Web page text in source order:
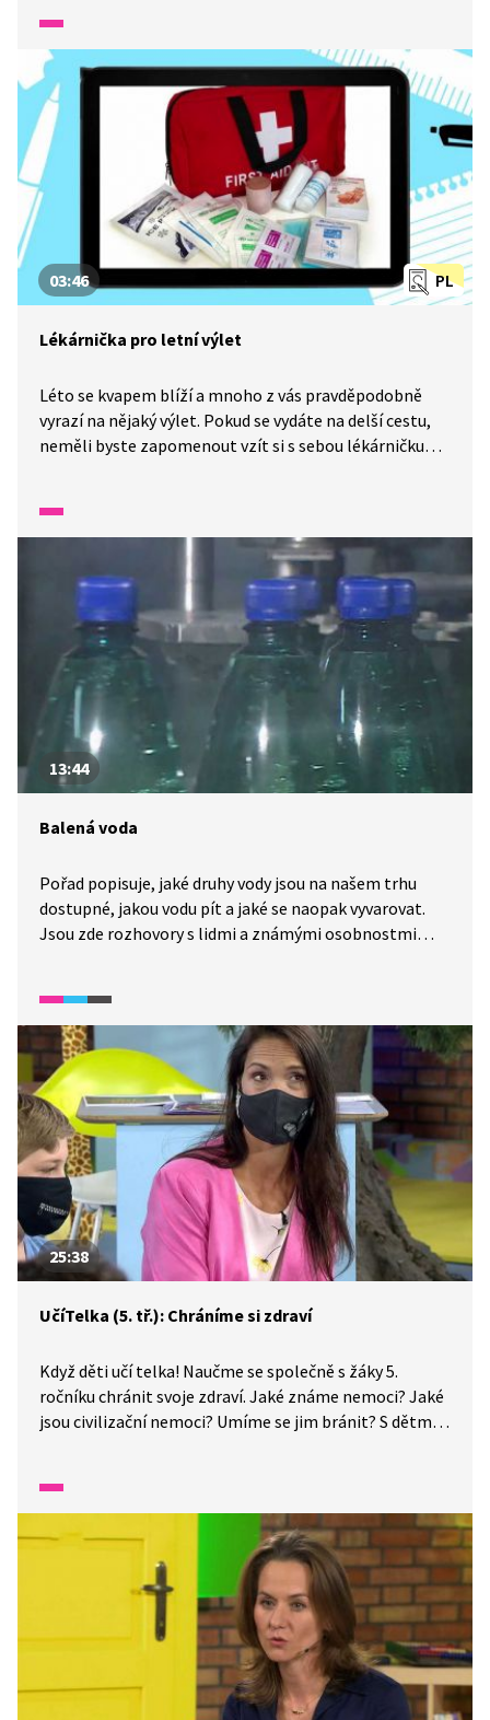
ji zase do těla dodat zpátky. Jaký je pro člověka vhodný
pitný režim a jak pijí rostliny? To dnes zajímá Brďa.
PL
03:46
Lékárnička pro letní výlet
Léto se kvapem blíží a mnoho z vás pravděpodobně
vyrazí na nějaký výlet. Pokud se vydáte na delší cestu,
neměli byste zapomenout vzít si s sebou lékárničku
aplikaci.
13:44
Balená voda
Pořad popisuje, jaké druhy vody jsou na našem trhu
dostupné, jakou vodu pít a jaké se naopak vyvarovat.
Jsou zde rozhovory s lidmi a známými osobnostmi
z hlediska jejího složení.
25:38
UčíTelka (5. tř.): Chráníme si zdraví
Když děti učí telka! Naučme se společně s žáky 5.
ročníku chránit svoje zdraví. Jaké známe nemoci? Jaké
jsou civilizační nemoci? Umíme se jim bránit? S dětmi
prospěšné, odhadneme naši potřebu spánku
a nezapomeneme ani na sportování.